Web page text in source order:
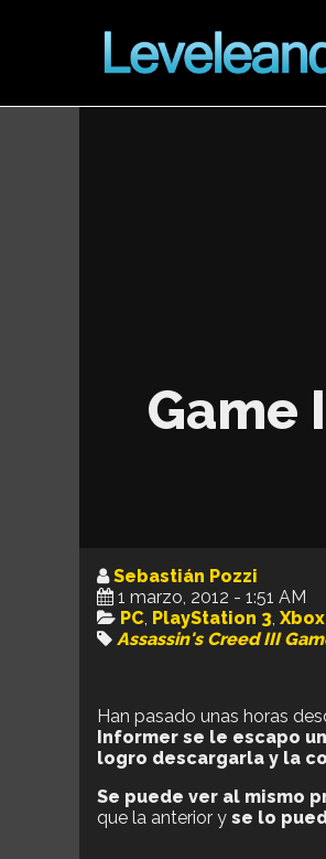
Game
Sebastián Pozzi
1 marzo, 2012 - 1:51 AM
PC PlayStation 3
Assassin's Creed III
Han pasado unas horas
Informer se le escapo
logro descargarla y la
Se puede ver al mismo
que la anterior y se lo